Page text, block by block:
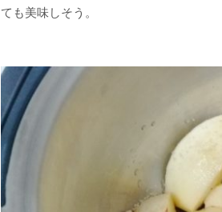
ても美味しそう。